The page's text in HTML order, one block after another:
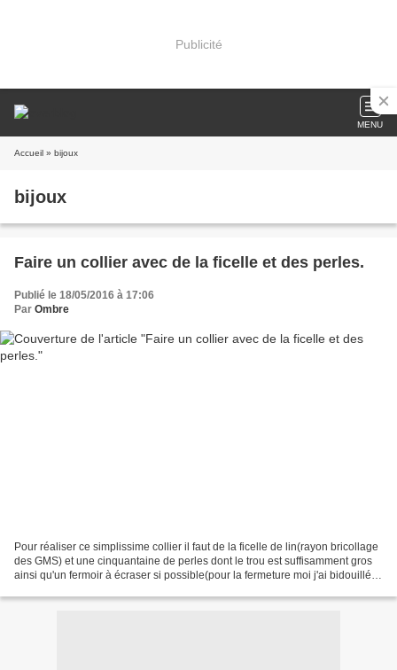
Publicité
MENU
Accueil » bijoux
bijoux
Faire un collier avec de la ficelle et des perles.
Publié le 18/05/2016 à 17:06
Par Ombre
Pour réaliser ce simplissime collier il faut de la ficelle de lin(rayon bricollage
des GMS) et une cinquantaine de perles dont le trou est suffisamment gros
ainsi qu'un fermoir à écraser si possible(pour la fermeture moi j'ai bidouillé).